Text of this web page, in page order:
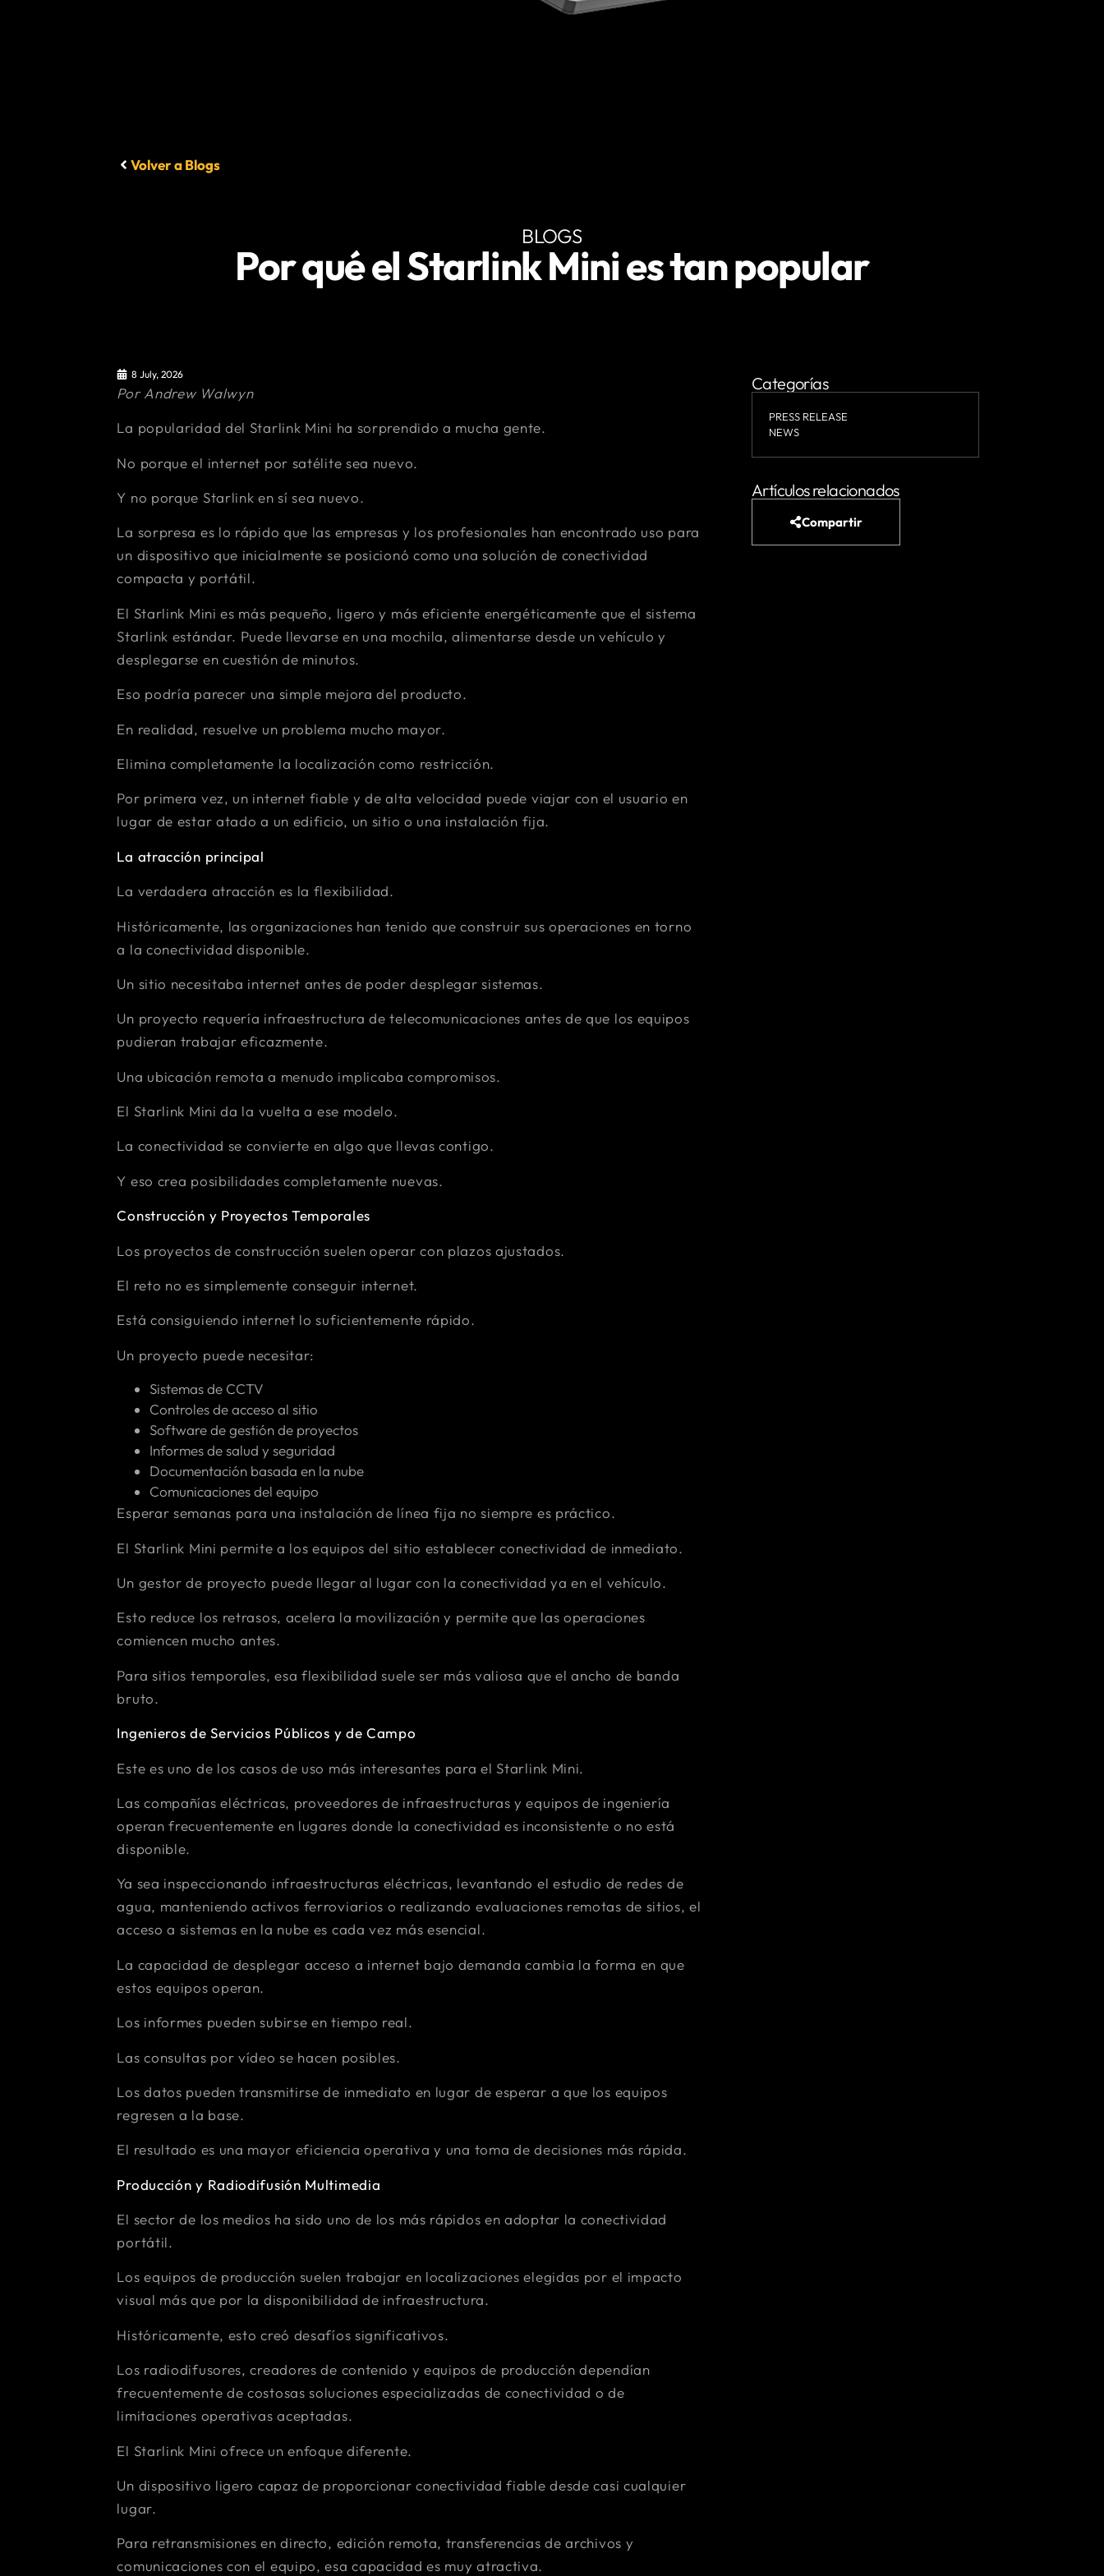
Volver a Blogs
BLOGS
Por qué el Starlink Mini es tan popular
8 July, 2026
Por Andrew Walwyn
La popularidad del Starlink Mini ha sorprendido a mucha gente.
No porque el internet por satélite sea nuevo.
Y no porque Starlink en sí sea nuevo.
La sorpresa es lo rápido que las empresas y los profesionales han encontrado uso para
un dispositivo que inicialmente se posicionó como una solución de conectividad
compacta y portátil.
El Starlink Mini es más pequeño, ligero y más eficiente energéticamente que el sistema
Starlink estándar. Puede llevarse en una mochila, alimentarse desde un vehículo y
desplegarse en cuestión de minutos.
Eso podría parecer una simple mejora del producto.
En realidad, resuelve un problema mucho mayor.
Elimina completamente la localización como restricción.
Por primera vez, un internet fiable y de alta velocidad puede viajar con el usuario en
lugar de estar atado a un edificio, un sitio o una instalación fija.
La atracción principal
La verdadera atracción es la flexibilidad.
Históricamente, las organizaciones han tenido que construir sus operaciones en torno
a la conectividad disponible.
Un sitio necesitaba internet antes de poder desplegar sistemas.
Un proyecto requería infraestructura de telecomunicaciones antes de que los equipos
pudieran trabajar eficazmente.
Una ubicación remota a menudo implicaba compromisos.
El Starlink Mini da la vuelta a ese modelo.
La conectividad se convierte en algo que llevas contigo.
Y eso crea posibilidades completamente nuevas.
Construcción y Proyectos Temporales
Los proyectos de construcción suelen operar con plazos ajustados.
El reto no es simplemente conseguir internet.
Está consiguiendo internet lo suficientemente rápido.
Un proyecto puede necesitar:
Sistemas de CCTV
Controles de acceso al sitio
Software de gestión de proyectos
Informes de salud y seguridad
Documentación basada en la nube
Comunicaciones del equipo
Esperar semanas para una instalación de línea fija no siempre es práctico.
El Starlink Mini permite a los equipos del sitio establecer conectividad de inmediato.
Un gestor de proyecto puede llegar al lugar con la conectividad ya en el vehículo.
Esto reduce los retrasos, acelera la movilización y permite que las operaciones
comiencen mucho antes.
Para sitios temporales, esa flexibilidad suele ser más valiosa que el ancho de banda
bruto.
Ingenieros de Servicios Públicos y de Campo
Este es uno de los casos de uso más interesantes para el Starlink Mini.
Las compañías eléctricas, proveedores de infraestructuras y equipos de ingeniería
operan frecuentemente en lugares donde la conectividad es inconsistente o no está
disponible.
Ya sea inspeccionando infraestructuras eléctricas, levantando el estudio de redes de
agua, manteniendo activos ferroviarios o realizando evaluaciones remotas de sitios, el
acceso a sistemas en la nube es cada vez más esencial.
La capacidad de desplegar acceso a internet bajo demanda cambia la forma en que
estos equipos operan.
Los informes pueden subirse en tiempo real.
Las consultas por vídeo se hacen posibles.
Los datos pueden transmitirse de inmediato en lugar de esperar a que los equipos
regresen a la base.
El resultado es una mayor eficiencia operativa y una toma de decisiones más rápida.
Producción y Radiodifusión Multimedia
El sector de los medios ha sido uno de los más rápidos en adoptar la conectividad
portátil.
Los equipos de producción suelen trabajar en localizaciones elegidas por el impacto
visual más que por la disponibilidad de infraestructura.
Históricamente, esto creó desafíos significativos.
Los radiodifusores, creadores de contenido y equipos de producción dependían
frecuentemente de costosas soluciones especializadas de conectividad o de
limitaciones operativas aceptadas.
El Starlink Mini ofrece un enfoque diferente.
Un dispositivo ligero capaz de proporcionar conectividad fiable desde casi cualquier
lugar.
Para retransmisiones en directo, edición remota, transferencias de archivos y
comunicaciones con el equipo, esa capacidad es muy atractiva.
Categorías
PRESS RELEASE
NEWS
Artículos relacionados
Compartir